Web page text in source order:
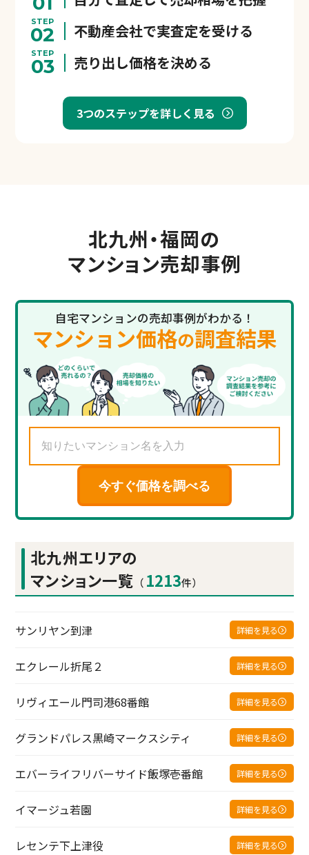
STEP
02 不動産会社で実査定を受ける
STEP
03 売り出し価格を決める
3つのステップを詳しく見る
北九州・福岡の
マンション売却事例
自宅マンションの売却事例がわかる！
マンション価格の調査結果
今すぐ価格を調べる
北九州エリアの
マンション一覧 （ 1213件）
サンリヤン到津 詳細を見る
エクレール折尾２ 詳細を見る
リヴィエール門司港68番館 詳細を見る
グランドパレス黒崎マークスシティ 詳細を見る
エバーライフリバーサイド飯塚壱番館 詳細を見る
イマージュ若園 詳細を見る
レセンテ下上津役 詳細を見る